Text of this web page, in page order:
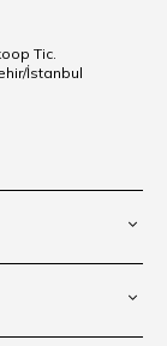
Tic.
İstanbul